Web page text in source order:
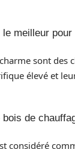
meilleur pour
sont des
élevé et
de
considéré